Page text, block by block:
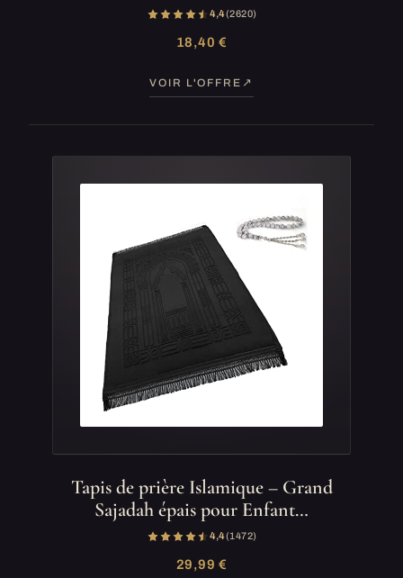
4,4(2 620)
18,40 €
VOIR L'OFFRE
Tapis de prière Islamique – Grand
Sajadah épais pour Enfant…
4,4(1 472)
29,99 €